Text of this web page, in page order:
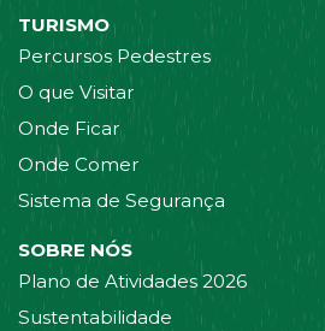
TURISMO
Percursos Pedestres
O que Visitar
Onde Ficar
Onde Comer
Sistema de Segurança
SOBRE NÓS
Plano de Atividades 2026
Sustentabilidade